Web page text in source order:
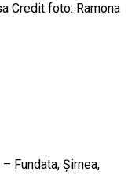
Credit foto: Ramona
Fundata, Șirnea,